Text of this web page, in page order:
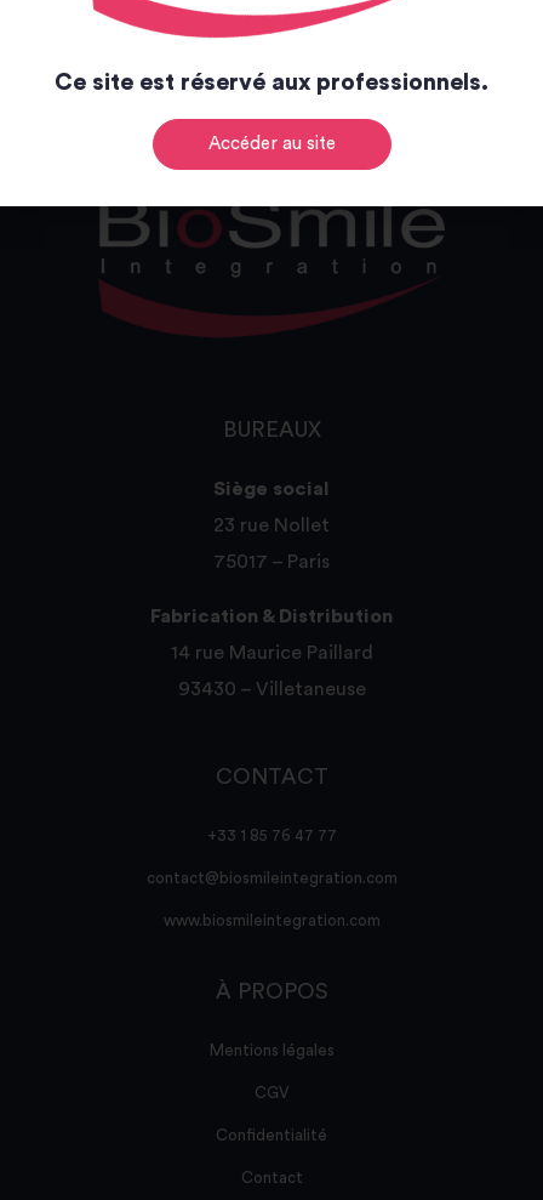
BUREAUX
Siège social
23 rue Nollet
75017 – Paris
Fabrication & Distribution
14 rue Maurice Paillard
93430 – Villetaneuse
CONTACT
+33 1 85 76 47 77
contact@biosmileintegration.com
www.biosmileintegration.com
À PROPOS
Mentions légales
CGV
Confidentialité
Contact
Ce site est réservé aux professionnels.
Accéder au site